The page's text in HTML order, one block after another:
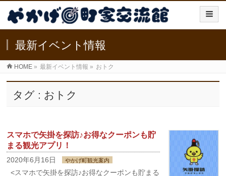
最新イベント情報
HOME » 最新イベント情報 » おトク
タグ : おトク
スマホで矢掛を探訪♪お得なクーポンも貯
まる観光アプリ！
2020年6月16日 やかげ町観光案内
<スマホで矢掛を探訪♪お得なクーポンも貯まる